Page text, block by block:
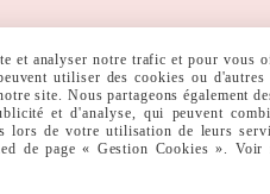
et analyser notre trafic et pour vous
utiliser des cookies ou d'autres
site. Nous partageons également
et d'analyse, qui peuvent
de votre utilisation de leurs
de page « Gestion Cookies ». Voir